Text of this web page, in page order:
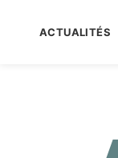
ACTUALITÉS